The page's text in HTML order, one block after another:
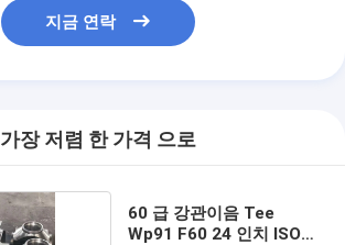
지금 연락
가장 저렴 한 가격 으로
60 급 강관이음 Tee
Wp91 F60 24 인치 ISO